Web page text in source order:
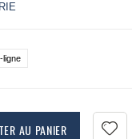
ligne
AU PANIER